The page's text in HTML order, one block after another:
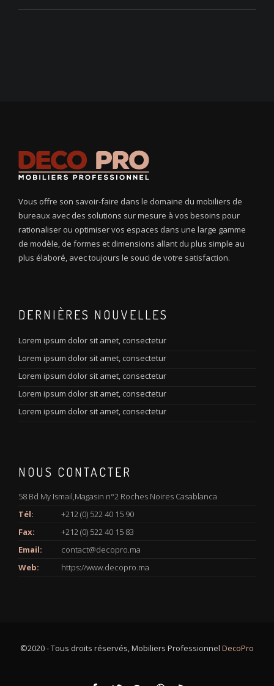
Vous offre son savoir-faire dans le domaine du mobiliers de
bureaux avec des solutions sur mesure à vos besoins pour
rationaliser ou optimiser vos espaces dans une large gamme
de modèle, de formes et dimensions allant du plus simple au
plus élaboré, avec toujours le souci de votre satisfaction.
DERNIÈRES NOUVELLES
Lorem ipsum dolor sit amet, consectetur
Lorem ipsum dolor sit amet, consectetur
Lorem ipsum dolor sit amet, consectetur
Lorem ipsum dolor sit amet, consectetur
Lorem ipsum dolor sit amet, consectetur
NOUS CONTACTER
58 Bd My Ismail,Magasin n°2 Roches Noires Casablanca
Tél:
+212 (0) 522 40 15 90
Fax:
+212 (0) 522 40 15 83
Email:
contact@decopro.ma
Web:
https://www.decopro.ma
©2020 - Tous droits réservés, Mobiliers Professionnel DecoPro